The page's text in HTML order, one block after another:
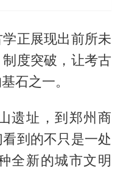
正展现出前所未
度突破，让考古
石之一。
遗址，到郑州商
到的不只是一处
全新的城市文明